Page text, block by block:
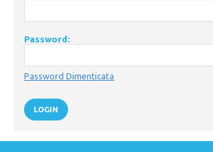
Password:
Password Dimenticata
LOGIN